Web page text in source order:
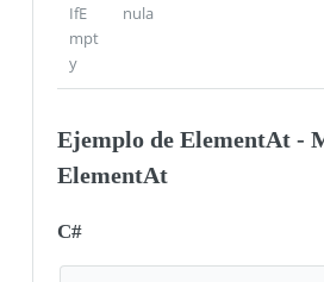
IfE
mpt
y
nula
Ejemplo de ElementAt -
ElementAt
C#